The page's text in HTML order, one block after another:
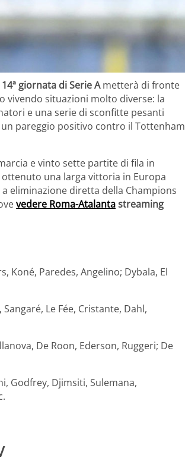
14ª giornata di Serie Ametterà di fronte
vivendo situazioni molto diverse: la
e una serie di sconfitte pesanti
pareggio positivo contro il Tottenham
e vinto sette partite di fila in
una larga vittoria in Europa
eliminazione diretta della Champions
vedere Roma-Atalantastreaming
Koné, Paredes, Angelino; Dybala, El
Le Fée, Cristante, Dahl,
De Roon, Ederson, Ruggeri; De
Godfrey, Djimsiti, Sulemana,